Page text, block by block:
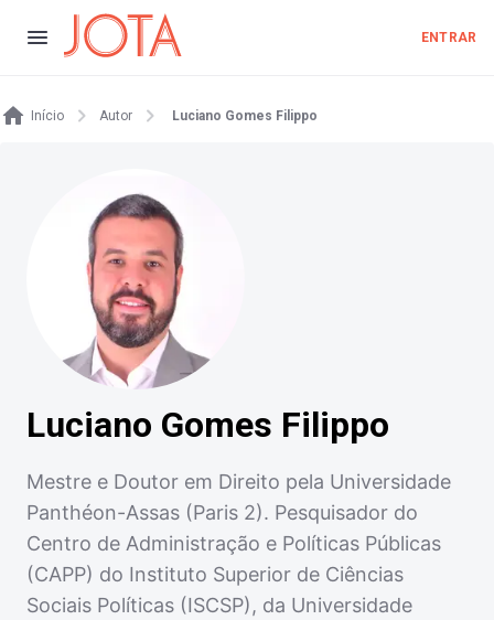
ENTRAR
Início Autor Luciano Gomes Filippo
Luciano Gomes Filippo
Mestre e Doutor em Direito pela Universidade
Panthéon-Assas (Paris 2). Pesquisador do
Centro de Administração e Políticas Públicas
(CAPP) do Instituto Superior de Ciências
Sociais Políticas (ISCSP), da Universidade